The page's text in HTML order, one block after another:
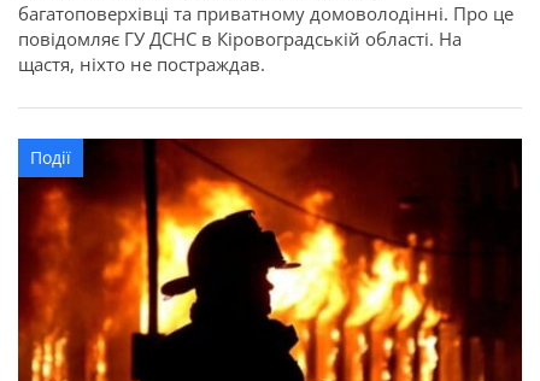
багатоповерхівці та приватному домоволодінні. Про це
повідомляє ГУ ДСНС в Кіровоградській області. На
щастя, ніхто не постраждав.
Події